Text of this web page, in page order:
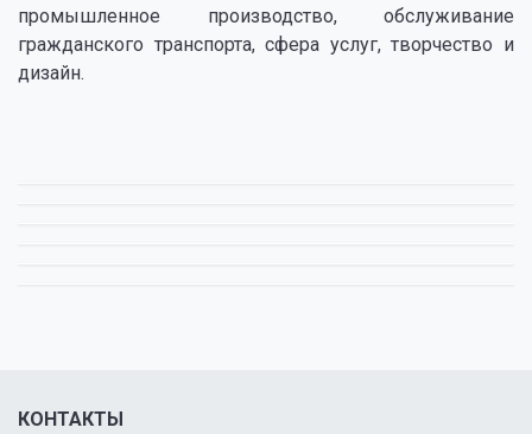
промышленное производство, обслуживание
гражданского транспорта, сфера услуг, творчество и
дизайн.
КОНТАКТЫ